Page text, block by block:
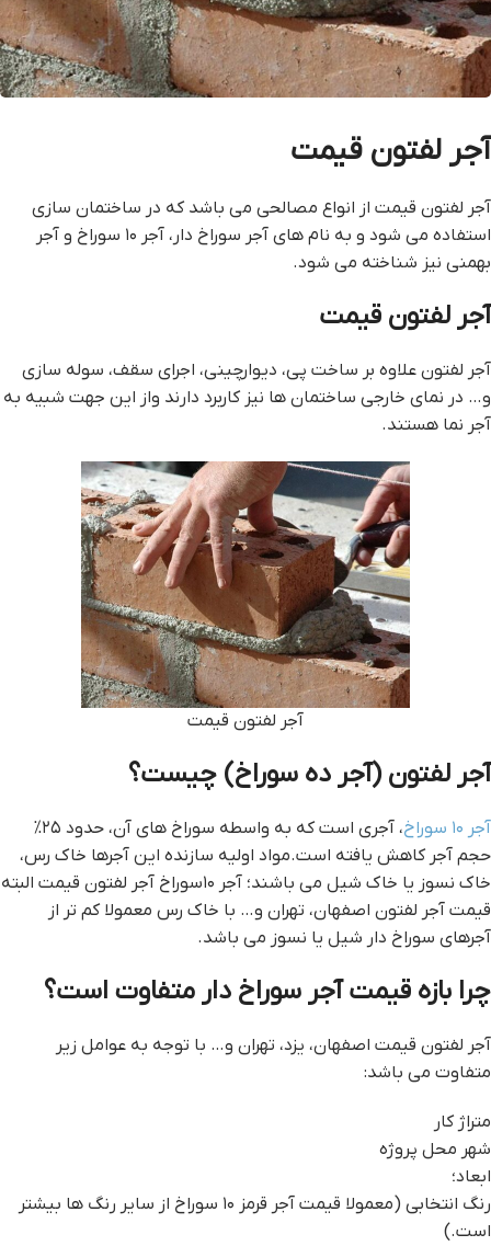
آجر لفتون قيمت
آجر لفتون قيمت از انواع مصالحی می باشد که در ساختمان سازی
استفاده می شود و به نام های آجر سوراخ‌ دار، آجر ۱۰ سوراخ و آجر
بهمنی نیز شناخته می شود.
آجر لفتون قيمت
آجر لفتون علاوه بر ساخت پی، دیوارچینی، اجرای سقف، سوله سازی
و… در نمای خارجی ساختمان ها نیز کاربرد دارند واز این جهت شبیه به
آجر نما هستند.
آجر لفتون قيمت
آجر لفتون (آجر ده سوراخ) چیست؟
آجر ۱۰ سوراخ
، آجری است که به واسطه سوراخ های آن، حدود ۲۵%
حجم آجر کاهش یافته است.مواد اولیه سازنده این آجرها خاک رس،
خاک نسوز یا خاک شیل می باشند؛ آجر ۱۰سوراخ آجر لفتون قيمت البته
قیمت آجر لفتون اصفهان، تهران و… با خاک رس معمولا کم تر از
آجرهای سوراخ دار شیل یا نسوز می باشد.
چرا بازه قیمت آجر سوراخ دار متفاوت است؟
آجر لفتون قيمت اصفهان، یزد، تهران و… با توجه به عوامل زیر
متفاوت می باشد:
متراژ کار
شهر محل پروژه
ابعاد؛
رنگ انتخابی (معمولا قیمت آجر قرمز ۱۰ سوراخ از سایر رنگ ها بیشتر
است.)